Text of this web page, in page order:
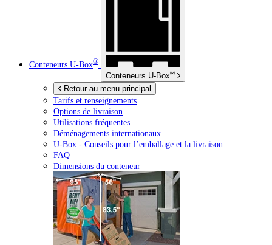
Conteneurs U-Box®
Conteneurs U-Box®
Retour au menu principal
Tarifs et renseignements
Options de livraison
Utilisations fréquentes
Déménagements internationaux
U-Box - Conseils pour l’emballage et la livraison
FAQ
Dimensions du conteneur